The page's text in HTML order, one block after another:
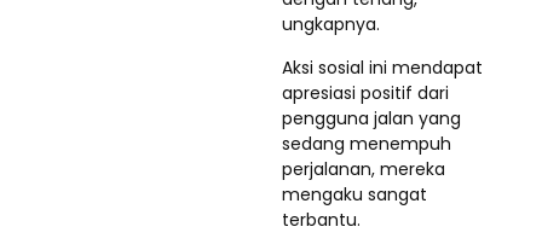
ungkapnya.
Aksi sosial ini mendapat
apresiasi positif dari
pengguna jalan yang
sedang menempuh
perjalanan, mereka
mengaku sangat
terbantu.